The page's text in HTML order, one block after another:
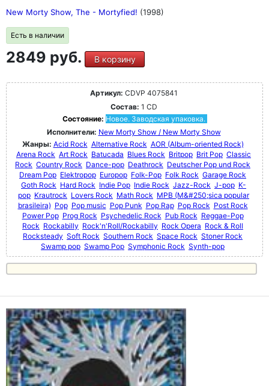
New Morty Show, The - Mortyfied! (1998)
Есть в наличии
2849 руб. В корзину
Артикул: CDVP 4075841
Состав: 1 CD
Состояние: Новое. Заводская упаковка.
Исполнители: New Morty Show / New Morty Show
Жанры: Acid Rock Alternative Rock AOR (Album-oriented Rock)
Arena Rock Art Rock Batucada Blues Rock Britpop Brit Pop Classic
Rock Country Rock Dance-pop Deathrock Deutscher Pop und Rock
Dream Pop Elektropop Europop Folk-Pop Folk Rock Garage Rock
Goth Rock Hard Rock Indie Pop Indie Rock Jazz-Rock J-pop K-
pop Krautrock Lovers Rock Math Rock MPB (M&#250;sica popular
brasileira) Pop Pop music Pop Punk Pop Rap Pop Rock Post Rock
Power Pop Prog Rock Psychedelic Rock Pub Rock Reggae-Pop
Rock Rockabilly Rock'n'Roll/Rockabilly Rock Opera Rock & Roll
Rocksteady Soft Rock Southern Rock Space Rock Stoner Rock
Swamp pop Swamp Pop Symphonic Rock Synth-pop